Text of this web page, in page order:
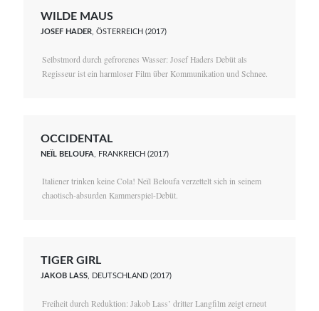
WILDE MAUS
JOSEF HADER, ÖSTERREICH (2017)
Selbstmord durch gefrorenes Wasser: Josef Haders Debüt als
Regisseur ist ein harmloser Film über Kommunikation und Schnee.
OCCIDENTAL
NEÏL BELOUFA , FRANKREICH (2017)
Italiener trinken keine Cola! Neïl Beloufa verzettelt sich in seinem
chaotisch-absurden Kammerspiel-Debüt.
TIGER GIRL
JAKOB LASS , DEUTSCHLAND (2017)
Freiheit durch Reduktion: Jakob Lass’ dritter Langfilm zeigt erneut